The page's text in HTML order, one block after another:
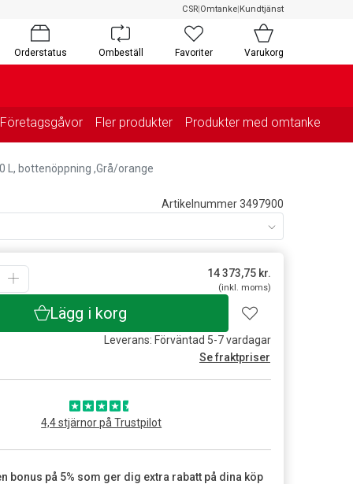
CSR|Omtanke|Kundtjänst
Orderstatus Ombeställ Favoriter Varukorg
Företagsgåvor Fler produkter Produkter med omtanke
L, bottenöppning ,Grå/orange
Artikelnummer 3497900
14 373,75kr.
(inkl. moms)
Lägg i korg
Leverans: Förväntad 5-7 vardagar
Se fraktpriser
4,4 stjärnor på Trustpilot
bonus på 5% som ger dig extra rabatt på dina köp